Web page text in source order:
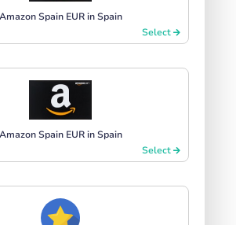
Amazon Spain EUR in Spain
Select
Amazon Spain EUR in Spain
Select